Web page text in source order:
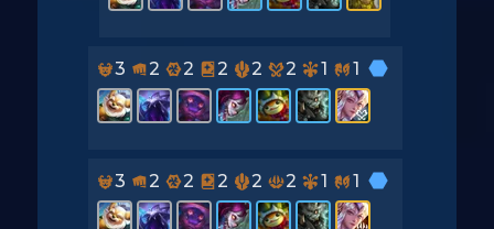
3 2 2 2 2 2 1 1
3 2 2 2 2 2 1 1